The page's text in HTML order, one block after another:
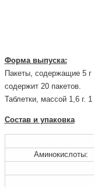
Форма выпуска:
Пакеты, содержащие 5 г
содержит 20 пакетов.
Таблетки, массой 1,6 г.
Состав и упаковка
Аминокислоты: